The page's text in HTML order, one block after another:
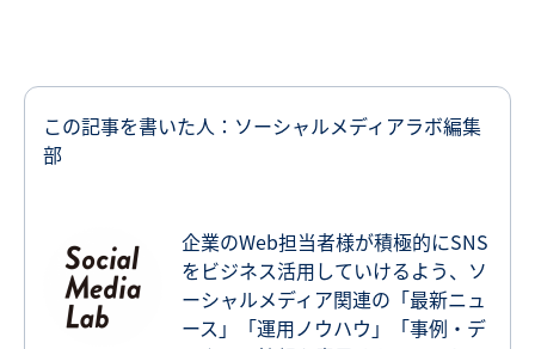
この記事を書いた人：ソーシャルメディアラボ編集
部
企業のWeb担当者様が積極的にSNS
をビジネス活用していけるよう、ソ
ーシャルメディア関連の「最新ニュ
ース」「運用ノウハウ」「事例・デ